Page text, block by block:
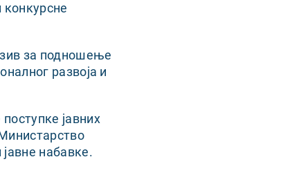
за подношење
развоја и
јавних
набавке.